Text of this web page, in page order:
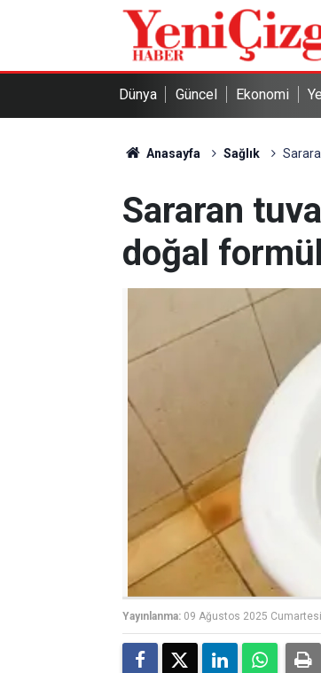
Dünya Güncel Ekonomi
Anasayfa Sağlık
Sararan
doğal
Yayınlanma: 09 Ağustos 2025